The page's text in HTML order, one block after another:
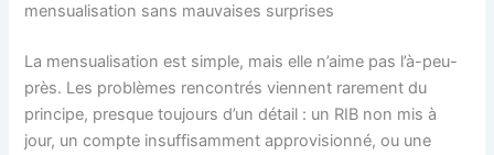
mensualisation sans mauvaises surprises
La mensualisation est simple, mais elle n’aime pas l’à-peu-
près. Les problèmes rencontrés viennent rarement du
principe, presque toujours d’un détail : un RIB non mis à
jour, un compte insuffisamment approvisionné, ou une